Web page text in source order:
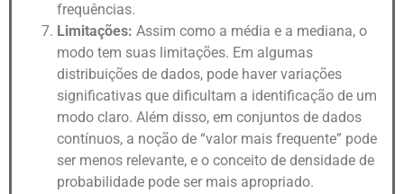
frequências.
Limitações: Assim como a média e a mediana, o
modo tem suas limitações. Em algumas
distribuições de dados, pode haver variações
significativas que dificultam a identificação de um
modo claro. Além disso, em conjuntos de dados
contínuos, a noção de “valor mais frequente” pode
ser menos relevante, e o conceito de densidade de
probabilidade pode ser mais apropriado.